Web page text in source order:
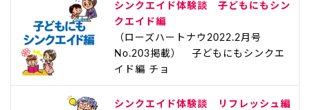
シンクエイド体験談 子どもにもシン
クエイド編
（ローズハートナウ2022.2月号
No.203掲載） 子どもにもシンクエ
イド編 チョ
シンクエイド体験談 リフレッシュ編